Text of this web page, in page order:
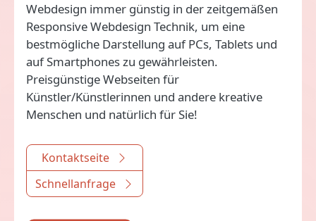
Webdesign immer günstig in der zeitgemäßen
Responsive Webdesign Technik, um eine
bestmögliche Darstellung auf PCs, Tablets und
auf Smartphones zu gewährleisten.
Preisgünstige Webseiten für
Künstler/Künstlerinnen und andere kreative
Menschen und natürlich für Sie!
Kontaktseite
Schnellanfrage